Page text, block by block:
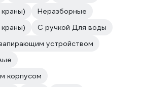
Неразборные
С ручкой Для воды
устройством
корпусом